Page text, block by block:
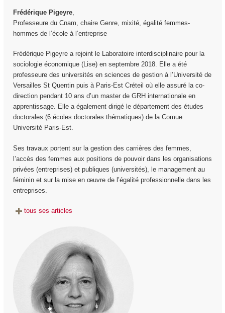
Frédérique Pigeyre,
Professeure du Cnam, chaire Genre, mixité, égalité femmes-
hommes de l’école à l’entreprise
Frédérique Pigeyre a rejoint le Laboratoire interdisciplinaire pour la
sociologie économique (Lise) en septembre 2018. Elle a été
professeure des universités en sciences de gestion à l’Université de
Versailles St Quentin puis à Paris-Est Créteil où elle assuré la co-
direction pendant 10 ans d’un master de GRH internationale en
apprentissage. Elle a également dirigé le département des études
doctorales (6 écoles doctorales thématiques) de la Comue
Université Paris-Est.
Ses travaux portent sur la gestion des carrières des femmes,
l’accès des femmes aux positions de pouvoir dans les organisations
privées (entreprises) et publiques (universités), le management au
féminin et sur la mise en œuvre de l’égalité professionnelle dans les
entreprises.
tous ses articles